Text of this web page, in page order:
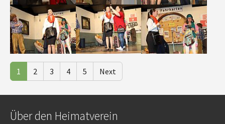
Show larger versionShow larger versionShow larger version
1 2 3 4 5 Next
Über den Heimatverein